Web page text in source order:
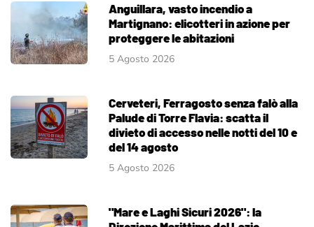
Anguillara, vasto incendio a
Martignano: elicotteri in azione per
proteggere le abitazioni
5 Agosto 2026
Cerveteri, Ferragosto senza falò alla
Palude di Torre Flavia: scatta il
divieto di accesso nelle notti del 10 e
del 14 agosto
5 Agosto 2026
"Mare e Laghi Sicuri 2026": la